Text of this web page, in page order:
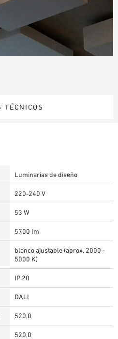
TÉCNICOS
Luminarias de diseño
220-240 V
53 W
5700 Im
blanco ajustable (aprox. 2000 -
5000 K)
IP 20
DALI
520,0
520,0